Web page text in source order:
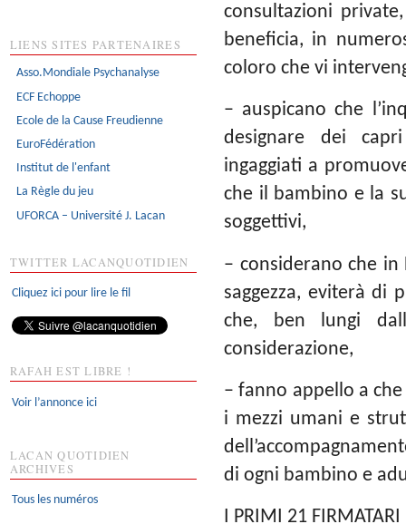
consultazioni
beneficia, in
coloro che vi
– auspicano che
designare dei
ingaggiati a
che il bambino e la
soggettivi,
– considerano che in
saggezza, eviterà di
che, ben lungi
considerazione,
– fanno appello a
i mezzi umani e
di ogni bambino e
I PRIMI 21 FIRMATARI
LIENS SITES PARTENAIRES
Asso.Mondiale Psychanalyse
ECF Echoppe
Ecole de la Cause Freudienne
EuroFédération
Institut de l'enfant
La Règle du jeu
UFORCA – Université J. Lacan
TWITTER LACANQUOTIDIEN
Cliquez ici pour lire le fil
RAFAH EST LIBRE !
Voir l’annonce ici
LACAN QUOTIDIEN
ARCHIVES
Tous les numéros